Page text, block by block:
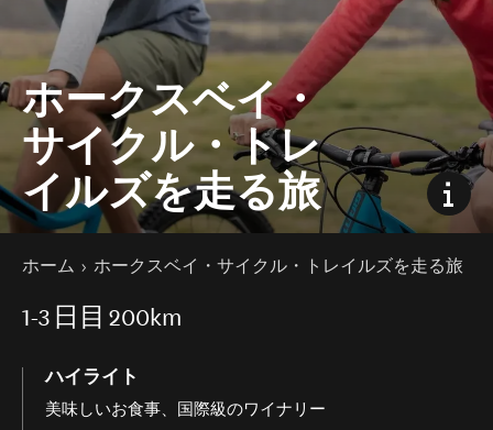
ホークスベイ・
サイクル・トレ
イルズを走る旅
現在のページ
ホーム ホークスベイ・サイクル・トレイルズを走る旅
1-3 日目 200km
ハイライト
美味しいお食事、国際級のワイナリー